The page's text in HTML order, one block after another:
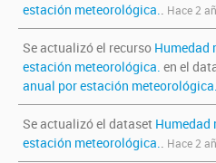
estación meteorológica.. Hace 2
Se actualizó el recurso Humedad
estación meteorológica. en el
anual por estación meteorológica.
Se actualizó el dataset Humedad
estación meteorológica.. Hace 2